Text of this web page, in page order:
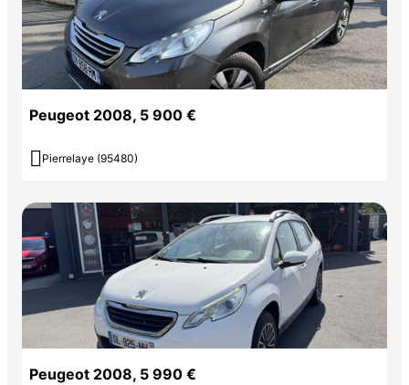
Peugeot 2008, 5 900 €
 Pierrelaye (95480)
Peugeot 2008, 5 990 €